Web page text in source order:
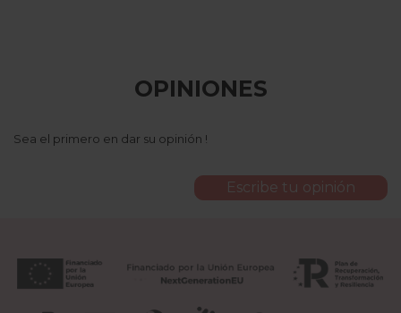
OPINIONES
Sea el primero en dar su opinión !
Escribe tu opinión